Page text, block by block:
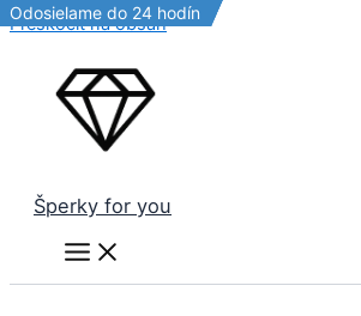
Preskočiť na obsah
Šperky for you
Odosielame do 24 hodín
Odosielame do 24 hodín
Odosielame do 24 hodín